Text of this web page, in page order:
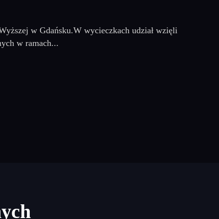
w Gdańsku.W wycieczkach udział wzięli
w ramach...